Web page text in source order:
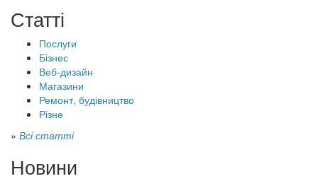
Статті
Послуги
Бізнес
Веб-дизайн
Магазини
Ремонт, будівництво
Різне
» Всі статті
Новини